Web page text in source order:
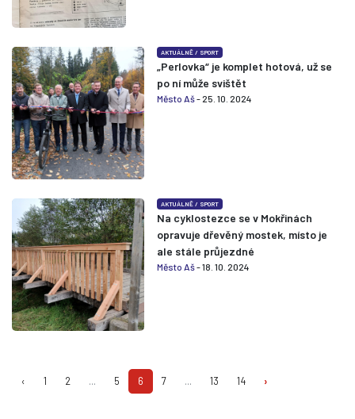
AKTUÁLNĚ / SPORT
„Perlovka“ je komplet hotová, už se
po ní může svištět
Město Aš- 25. 10. 2024
AKTUÁLNĚ / SPORT
Na cyklostezce se v Mokřinách
opravuje dřevěný mostek, místo je
ale stále průjezdné
Město Aš- 18. 10. 2024
‹ 1 2 ... 5 6 7 ... 13 14 ›